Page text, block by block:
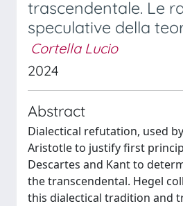
trascendentale. Le
speculative della
Cortella Lucio
2024
Abstract
Dialectical refutation, used
Aristotle to justify first
Descartes and Kant to
the transcendental. Hegel
this dialectical tradition and